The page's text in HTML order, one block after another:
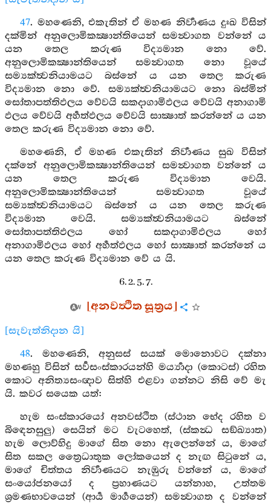
47. මහණෙනි, එකැතින් ඒ මහණ නිර්‍වාණය දුඃඛ විසින්
දක්මින් අනුලොමිකක්‍ෂාන්තියෙන් සමන්‍වාගත වන්නේ ය
යන තෙල කරුණ විද්‍යමාන නො වේ.
අනුලොමිකක්‍ෂාන්තියෙන් සමන්‍වාගත නො වූයේ
සම්‍යක්ත්‍වනියාමයට බස්නේ ය යන තෙල කරුණ
විද්‍යමාන නො වේ. සම්‍යක්ත්‍වනියාමයට නො බස්මින්
සෝතාපත්තිඵලය වේවයි සකදාගාමිඵලය වේවයි අනාගාමි
ඵලය වේවයි අර්‍හත්ඵලය වේවයි සාක්‍ෂාත් කරන්නේ ය යන
තෙල කරුණ විද්‍යමාන නො වේ.
මහණෙනි, ඒ මහණ එකැතින් නිර්‍වාණය සුඛ විසින්
දක්නේ අනුලොමිකක්‍ෂාන්තියෙන් සමන්‍වාගත වන්නේ ය
යන තෙල කරුණ විද්‍යමාන වෙයි.
අනුලොමිකක්‍ෂාන්තියෙන් සමන්‍වාගත වූයේ
සම්‍යක්ත්‍වනියාමයට බස්නේ ය යන තෙල කරුණ
විද්‍යමාන වෙයි. සම්‍යක්ත්‍වනියාමයට බස්නේ
සෝතාපත්තිඵලය හෝ සකදාගාමිඵලය හෝ
අනාගාමිඵලය හෝ අර්‍හත්ඵලය හෝ සාක්‍ෂාත් කරන්නේ ය
යන තෙල කරුණ විද්‍යමාන වේ ය යි.
6. 2. 5. 7.
[අනවත්‍ථිත සූත්‍රය]
[සැවැත්නිදාන යි]
48. මහණෙනි, අනුසස් සයක් මොනොවට දක්නා
මහණහු විසින් සර්‍වසංස්කාරයන්හි මර්‍ය්‍යාදා (කොටස්) රහිත
කොට අනිත්‍යසංඥාව සිත්හි එළවා ගන්නට නිසි වේ මැ
යි. කවර සයෙක යත්:
හැම සංස්කාරයෝ අනවස්ථිත (ස්ථාන භේද රහිත ව
බිඳෙනසුලු) සෙයින් මට වැටහෙත්, (ස්කන්‍ධ සඞ්ඛ්‍යාත)
හැම ලොව්හිදු මාගේ සිත නො ඇලෙන්නේ ය, මාගේ
සිත සකල ත්‍රෛධාතුක ලෝකයෙන් ද නැඟ සිටුනේ ය,
මාගේ චිත්තය නිර්‍වාණයට නැඹුරු වන්නේ ය, මාගේ
සංයෝජනයෝ ද ප්‍රහාණයට යන්නාහ, උත්තම
ශ්‍රමණභාවයෙන් (ආර්‍ය මාර්‍ගයෙන්) සමන්‍වාගත ද වන්නේ